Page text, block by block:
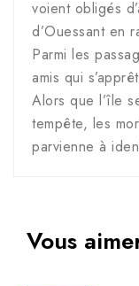
voient obligés
d’Ouessant en
Parmi les
amis qui
Alors que l’île
tempête, les
parvienne à
Vous